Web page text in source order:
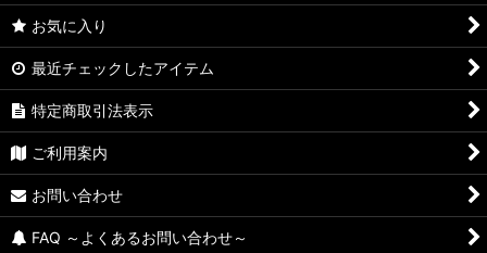
お気に入り
最近チェックしたアイテム
特定商取引法表示
ご利用案内
お問い合わせ
FAQ ～よくあるお問い合わせ～